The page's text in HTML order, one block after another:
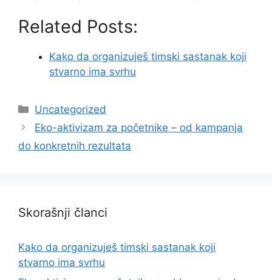
Related Posts:
Kako da organizuješ timski sastanak koji
stvarno ima svrhu
Categories
Uncategorized
Eko-aktivizam za početnike – od kampanja
do konkretnih rezultata
Skorašnji članci
Kako da organizuješ timski sastanak koji
stvarno ima svrhu